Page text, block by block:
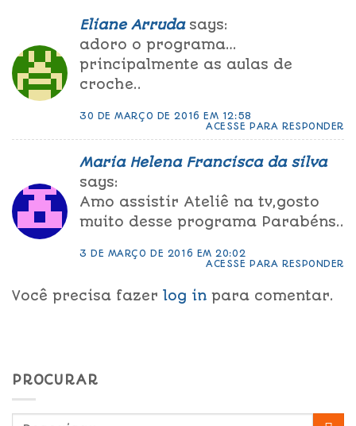
Eliane Arruda says:
adoro o programa…
principalmente as aulas de
croche..
30 DE MARÇO DE 2016 EM 12:58
ACESSE PARA RESPONDER
Maria Helena Francisca da silva
says:
Amo assistir Ateliê na tv,gosto
muito desse programa Parabéns..
3 DE MARÇO DE 2016 EM 20:02
ACESSE PARA RESPONDER
Você precisa fazer log in para comentar.
PROCURAR